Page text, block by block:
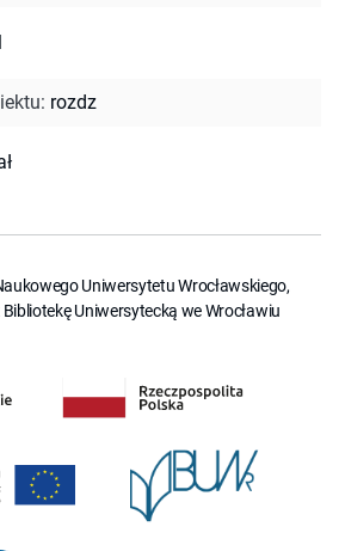
: rozdz
Uniwersytetu Wrocławskiego,
Uniwersytecką we Wrocławiu